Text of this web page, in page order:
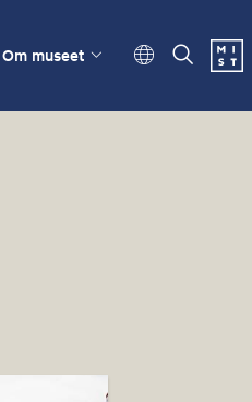
Om museet